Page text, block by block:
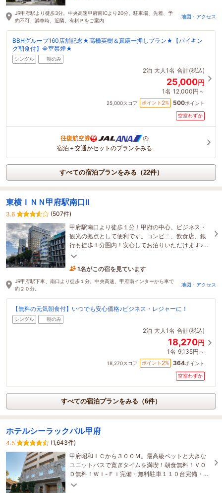
JR甲府駅より徒歩3分。中央高速甲府南ICより20分。駐車場、先着、予
約不可、満車時、近隣、有料Ｐをご案内
地図・アクセス
BBHグループ160店舗記念★高橋英樹＆真麻一押しプラン★【バイキン
グ朝食付】全室禁煙★
シングル 朝のみ
2泊 大人1名 合計(税込)
25,000円
1名 12,000円～
25,000スコア ポイント 2% 500ポイント
空室わずか
往復航空券
の
宿泊＋交通がセットのプランをみる
すべての宿泊プランをみる（22件）
東横ＩＮＮ甲府駅南口Ⅱ
3.6
(507件)
甲府駅南口より徒歩１分！甲府の中心。ビジネス・
観光の拠点として便利です。コンビニ、飲食店、銀
行も徒歩１分圏内！安心してお泊りいただけます♪綺
麗なお部屋で、おくつろぎください。
1名がこの宿を見ています
20分前に予約されました
JR甲府駅下車、南口より徒歩１分。中央高速、甲府南インターから車で
約２０分。
地図・アクセス
【無料の元気朝食付】いつでも安心価格♪ビジネス・レジャーに！
シングル 朝のみ
2泊 大人1名 合計(税込)
18,270円
1名 9,135円～
18,270スコア ポイント 2% 364ポイント
空室わずか
すべての宿泊プランをみる（6件）
ホテルシーラックパル甲府
4.5
(1,643件)
甲府昭和ＩＣから３００Ｍ。最高級ベットと大きな
ユニットバスで寛ぎタイムを満喫！朝食無料！ＶＯ
Ｄ無料！Ｗｉ-Ｆｉ完備・無料駐車１１０台完備・ビ
ジネスはもちろん春休みの家族旅行にも！